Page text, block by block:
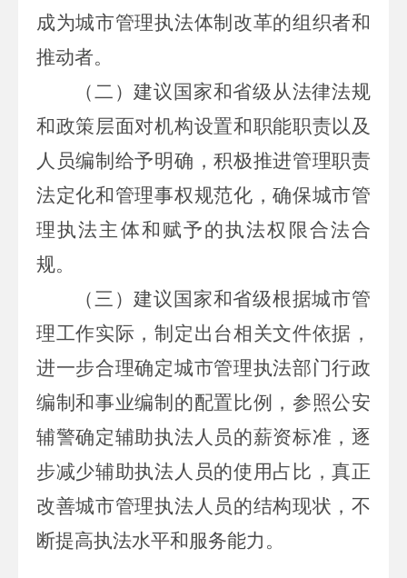
成为城市管理执法体制改革的组织者和
推动者。
（二）建议国家和省级从法律法规
和政策层面对机构设置和职能职责以及
人员编制给予明确，积极推进管理职责
法定化和管理事权规范化，确保城市管
理执法主体和赋予的执法权限合法合
规。
（三）建议国家和省级根据城市管
理工作实际，制定出台相关文件依据，
进一步合理确定城市管理执法部门行政
编制和事业编制的配置比例，参照公安
辅警确定辅助执法人员的薪资标准，逐
步减少辅助执法人员的使用占比，真正
改善城市管理执法人员的结构现状，不
断提高执法水平和服务能力。